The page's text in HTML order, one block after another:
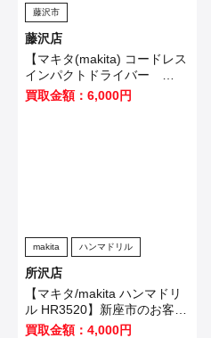
藤沢市
藤沢店
【マキタ(makita) コードレス
インパクトドライバー
TD173DB】大田区のお客様
から買取させていただきまし
買取金額：6,000円
makita ハンマドリル
所沢店
【マキタ/makita ハンマドリ
ル HR3520】新座市のお客様
から買取いたしました！
買取金額：4,000円